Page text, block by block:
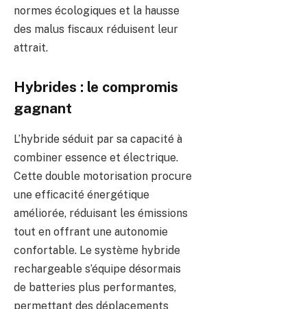
normes écologiques et la hausse
des malus fiscaux réduisent leur
attrait.
Hybrides : le compromis
gagnant
L’hybride séduit par sa capacité à
combiner essence et électrique.
Cette double motorisation procure
une efficacité énergétique
améliorée, réduisant les émissions
tout en offrant une autonomie
confortable. Le système hybride
rechargeable s’équipe désormais
de batteries plus performantes,
permettant des déplacements